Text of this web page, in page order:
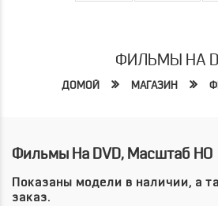
ФИЛЬМЫ НА
ДОМОЙ МАГАЗИН
Фильмы На DVD, Масштаб HO
Показаны модели в наличии, а
заказ.